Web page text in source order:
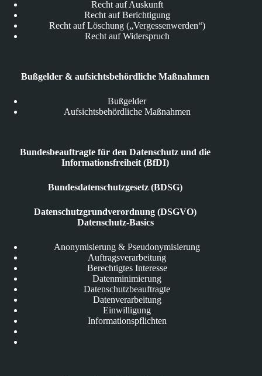
Recht auf Auskunft
Recht auf Berichtigung
Recht auf Löschung („Vergessenwerden“)
Recht auf Widerspruch
Bußgelder & aufsichtsbehördliche Maßnahmen
Bußgelder
Aufsichtsbehördliche Maßnahmen
Bundesbeauftragte für den Datenschutz und die
Informationsfreiheit (BfDI)
Bundesdatenschutzgesetz (BDSG)
Datenschutzgrundverordnung (DSGVO)
Datenschutz-Basics
Anonymisierung & Pseudonymisierung
Auftragsverarbeitung
Berechtigtes Interesse
Datenminimierung
Datenschutzbeauftragte
Datenverarbeitung
Einwilligung
Informationspflichten